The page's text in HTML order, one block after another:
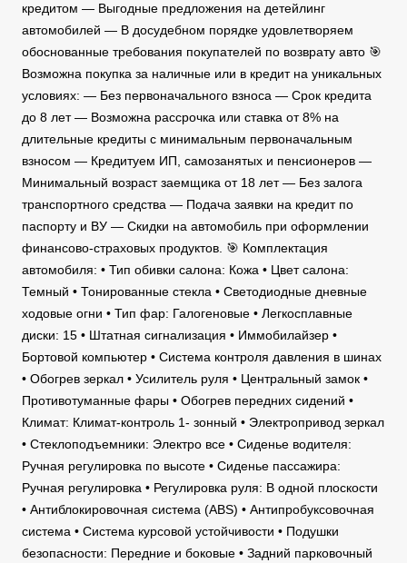
кредитом — Выгодные предложения на детейлинг
автомобилей — В досудебном порядке удовлетворяем
обоснованные требования покупателей по возврату авто 🎯
Возможна покупка за наличные или в кредит на уникальных
условиях: — Без первоначального взноса — Срок кредита
до 8 лет — Возможна рассрочка или ставка от 8% на
длительные кредиты с минимальным первоначальным
взносом — Кредитуем ИП, самозанятых и пенсионеров —
Минимальный возраст заемщика от 18 лет — Без залога
транспортного средства — Подача заявки на кредит по
паспорту и ВУ — Скидки на автомобиль при оформлении
финансово-страховых продуктов. 🎯 Комплектация
автомобиля: • Тип обивки салона: Кожа • Цвет салона:
Темный • Тонированные стекла • Светодиодные дневные
ходовые огни • Тип фар: Галогеновые • Легкосплавные
диски: 15 • Штатная сигнализация • Иммобилайзер •
Бортовой компьютер • Система контроля давления в шинах
• Обогрев зеркал • Усилитель руля • Центральный замок •
Противотуманные фары • Обогрев передних сидений •
Климат: Климат-контроль 1- зонный • Электропривод зеркал
• Стеклоподъемники: Электро все • Сиденье водителя:
Ручная регулировка по высоте • Сиденье пассажира:
Ручная регулировка • Регулировка руля: В одной плоскости
• Антиблокировочная система (ABS) • Антипробуксовочная
система • Система курсовой устойчивости • Подушки
безопасности: Передние и боковые • Задний парковочный